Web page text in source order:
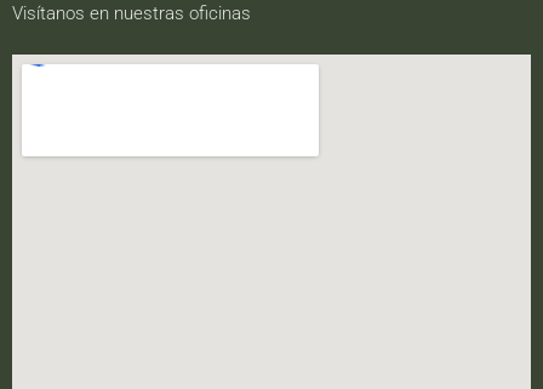
Visítanos en nuestras oficinas